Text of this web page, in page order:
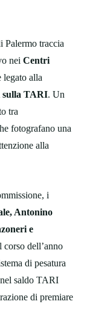
Palermo traccia
nei Centri
legato alla
sulla TARI. Un
tra
fotografano una
alla
i
Antonino
e
corso dell’anno
di pesatura
saldo TARI
di premiare